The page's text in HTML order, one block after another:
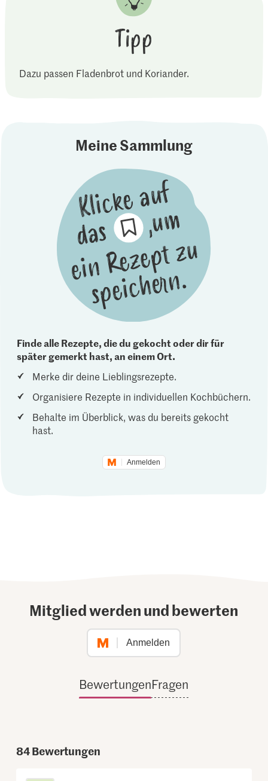
Tipp
Dazu passen Fladenbrot und Koriander.
Meine Sammlung
Finde alle Rezepte, die du gekocht oder dir für
später gemerkt hast, an einem Ort.
Merke dir deine Lieblingsrezepte.
Organisiere Rezepte in individuellen Kochbüchern.
Behalte im Überblick, was du bereits gekocht
hast.
Anmelden
Mitglied werden und bewerten
Anmelden
BewertungenFragen
84Bewertungen